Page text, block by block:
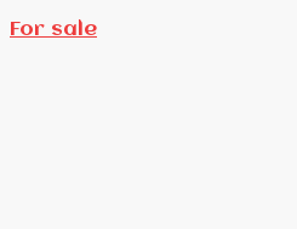
For sale